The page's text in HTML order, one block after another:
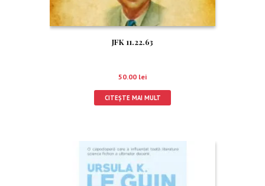
JFK 11.22.63
50.00 lei
CITEȘTE MAI MULT